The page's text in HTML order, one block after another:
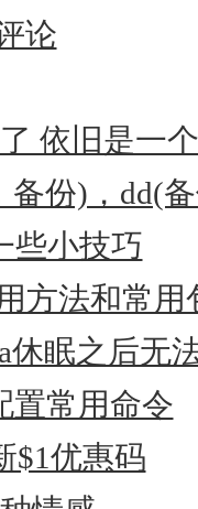
论
依旧是一
备份)，dd(
些小技巧
方法和常用
休眠之后无
置常用命令
$1优惠码